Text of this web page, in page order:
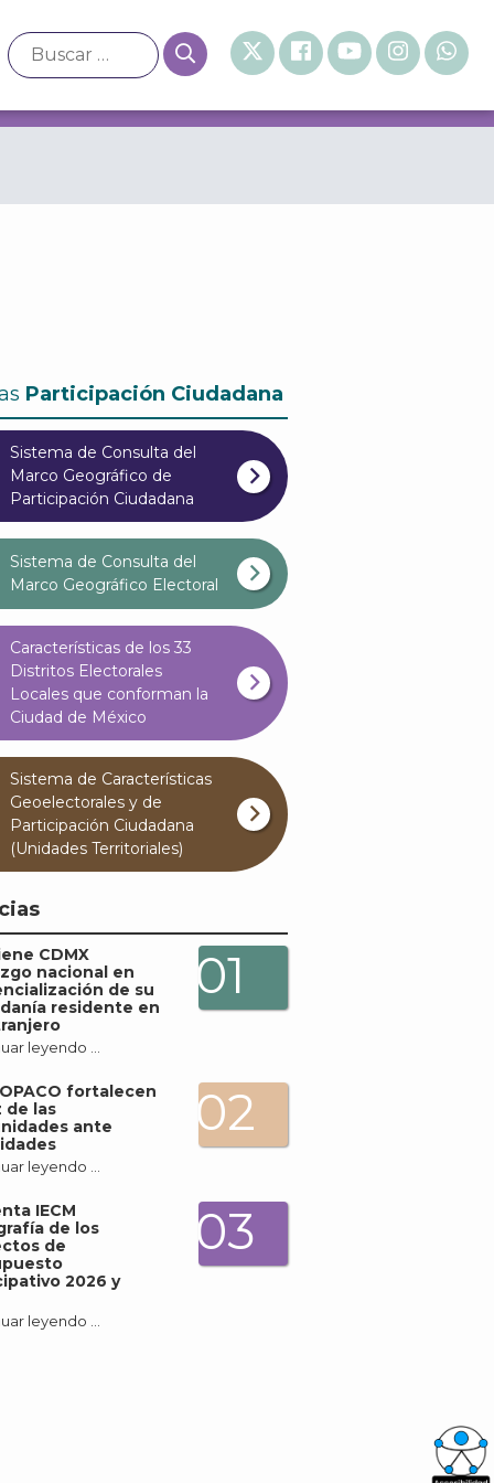
a personas con discapacidad en los espacios públicos
Participación Ciudadana
Sistema de Consulta del
Marco Geográfico de
Participación Ciudadana
Sistema de Consulta del
Marco Geográfico Electoral
Características de los 33
Distritos Electorales
Locales que conforman la
Ciudad de México
Sistema de Características
Geoelectorales y de
Participación Ciudadana
(Unidades Territoriales)
CDMX
nacional en
de su
residente en
leyendo …
01
fortalecen
de las
ante
leyendo …
02
IECM
de los
de
2026 y
leyendo …
03